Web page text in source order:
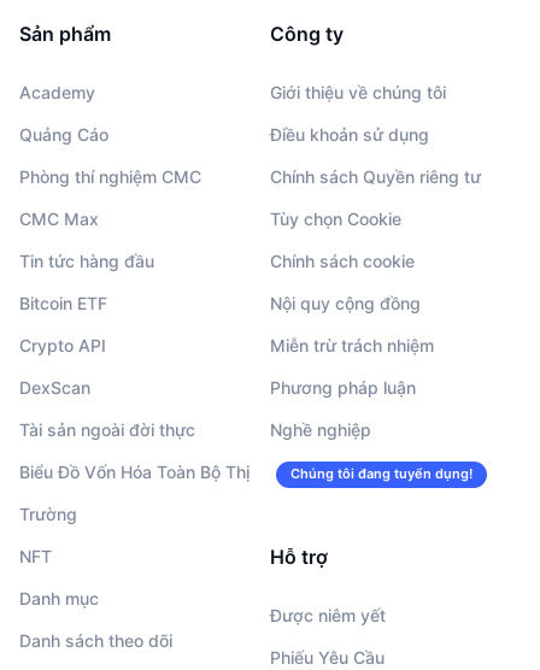
Sản phẩm
Academy
Quảng Cáo
Phòng thí nghiệm CMC
CMC Max
Tin tức hàng đầu
Bitcoin ETF
Crypto API
DexScan
Tài sản ngoài đời thực
Biểu Đồ Vốn Hóa Toàn Bộ Thị
Trường
NFT
Danh mục
Danh sách theo dõi
Công ty
Giới thiệu về chúng tôi
Điều khoản sử dụng
Chính sách Quyền riêng tư
Tùy chọn Cookie
Chính sách cookie
Nội quy cộng đồng
Miễn trừ trách nhiệm
Phương pháp luận
Nghề nghiệp
Chúng tôi đang tuyển dụng!
Hỗ trợ
Được niêm yết
Phiếu Yêu Cầu